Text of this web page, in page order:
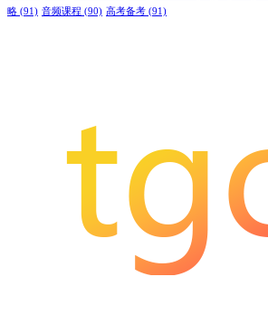
略 (91) 音频课程 (90) 高考备考 (91)